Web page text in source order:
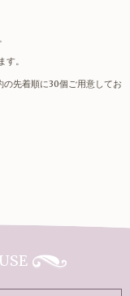
。
先着順に30個ご用意してお